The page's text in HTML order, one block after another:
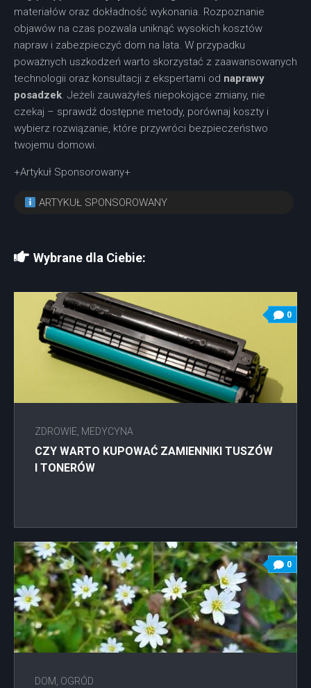
materiałów oraz dokładność wykonania. Rozpoznanie
objawów na czas pozwala uniknąć wysokich kosztów
napraw i zabezpieczyć dom na lata. W przypadku
poważnych uszkodzeń warto skorzystać z zaawansowanych
technologii oraz konsultacji z ekspertami od naprawy
posadzek. Jeżeli zauważyłeś niepokojące zmiany, nie
czekaj – sprawdź dostępne metody, porównaj koszty i
wybierz rozwiązanie, które przywróci bezpieczeństwo
twojemu domowi.
+Artykuł Sponsorowany+
ARTYKUŁ SPONSOROWANY
Wybrane dla Ciebie:
0
ZDROWIE, MEDYCYNA
CZY WARTO KUPOWAĆ ZAMIENNIKI TUSZÓW
I TONERÓW
0
DOM, OGRÓD